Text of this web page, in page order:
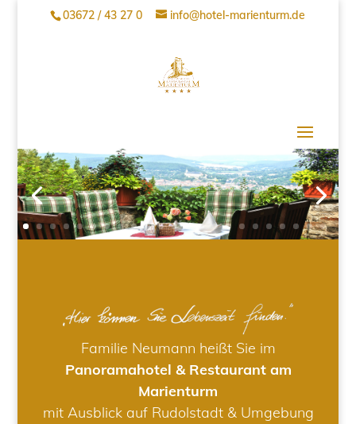
03672 / 43 27 0 info@hotel-marienturm.de
Familie Neumann heißt Sie im
Panoramahotel & Restaurant am
Marienturm
mit Ausblick auf Rudolstadt & Umgebung